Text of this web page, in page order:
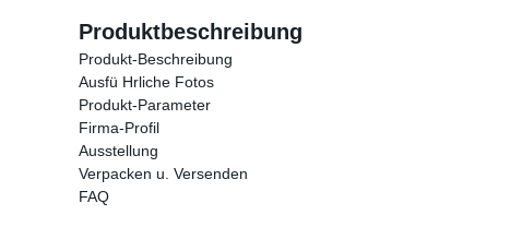
Produktbeschreibung
Produkt-Beschreibung
Ausfü Hrliche Fotos
Produkt-Parameter
Firma-Profil
Ausstellung
Verpacken u. Versenden
FAQ